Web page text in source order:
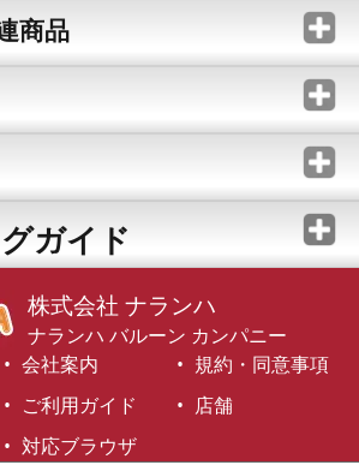
商品
ガイド
株式会社 ナランハ
ナランハ バルーン カンパニー
会社案内
規約・同意事項
ご利用ガイド
店舗
対応ブラウザ